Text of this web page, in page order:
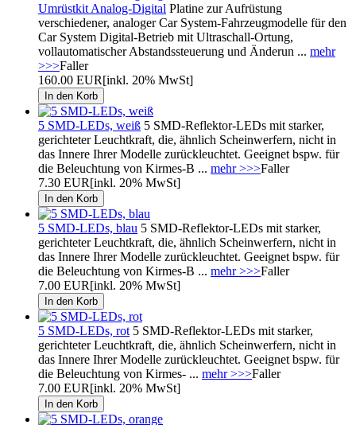
Umrüstkit Analog-Digital Platine zur Aufrüstung
verschiedener, analoger Car System-Fahrzeugmodelle für den
Car System Digital-Betrieb mit Ultraschall-Ortung,
vollautomatischer Abstandssteuerung und Änderun ... mehr
>>>Faller
160.00 EUR[inkl. 20% MwSt]
5 SMD-LEDs, weiß 5 SMD-Reflektor-LEDs mit starker,
gerichteter Leuchtkraft, die, ähnlich Scheinwerfern, nicht in
das Innere Ihrer Modelle zurückleuchtet. Geeignet bspw. für
die Beleuchtung von Kirmes-B ... mehr >>>Faller
7.30 EUR[inkl. 20% MwSt]
5 SMD-LEDs, blau 5 SMD-Reflektor-LEDs mit starker,
gerichteter Leuchtkraft, die, ähnlich Scheinwerfern, nicht in
das Innere Ihrer Modelle zurückleuchtet. Geeignet bspw. für
die Beleuchtung von Kirmes-B ... mehr >>>Faller
7.00 EUR[inkl. 20% MwSt]
5 SMD-LEDs, rot 5 SMD-Reflektor-LEDs mit starker,
gerichteter Leuchtkraft, die, ähnlich Scheinwerfern, nicht in
das Innere Ihrer Modelle zurückleuchtet. Geeignet bspw. für
die Beleuchtung von Kirmes- ... mehr >>>Faller
7.00 EUR[inkl. 20% MwSt]